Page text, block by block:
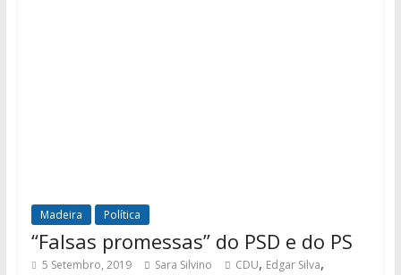
Madeira Política
“Falsas promessas” do PSD e do PS
5 Setembro, 2019 Sara Silvino CDU, Edgar Silva,